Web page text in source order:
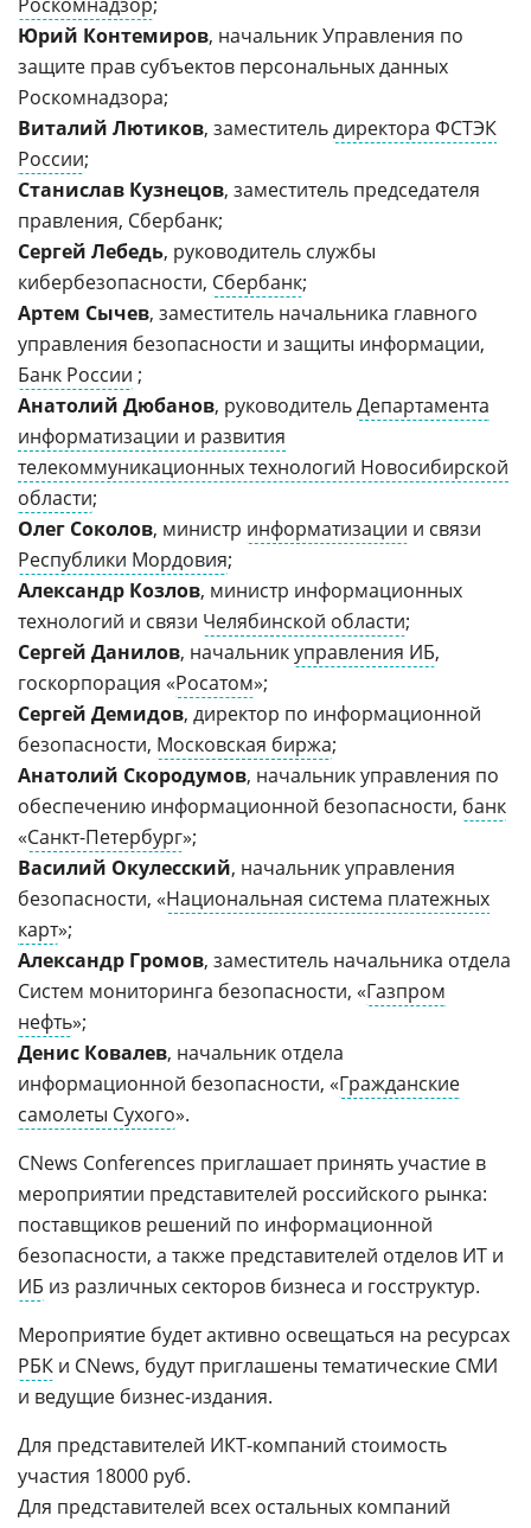
Юрий Контемиров, начальник Управления по
защите прав субъектов персональных данных
Роскомнадзора;
Виталий Лютиков, заместительдиректора ФСТЭК
России;
Станислав Кузнецов, заместитель председателя
правления, Сбербанк;
Сергей Лебедь, руководитель службы
кибербезопасности, Сбербанк;
Артем Сычев, заместитель начальника главного
управления безопасности и защиты информации,
Банк России ;
Анатолий Дюбанов, руководительДепартамента
информатизации и развития
телекоммуникационных технологий Новосибирской
области;
Олег Соколов, министр информатизации и связи
Республики Мордовия;
Александр Козлов, министр информационных
технологий и связи Челябинской области;
Сергей Данилов, начальникуправления ИБ,
госкорпорация «Росатом»;
Сергей Демидов, директор по информационной
безопасности, Московская биржа;
Анатолий Скородумов, начальник управления по
обеспечению информационной безопасности, банк
«Санкт-Петербург»;
Василий Окулесский, начальник управления
безопасности, «Национальная система платежных
карт»;
Александр Громов, заместитель начальника отдела
Систем мониторинга безопасности, «Газпром
нефть»;
Денис Ковалев, начальник отдела
информационной безопасности, «Гражданские
самолеты Сухого».
CNews Conferences приглашает принять участие в
мероприятии представителей российского рынка:
поставщиков решений по информационной
безопасности, а также представителей отделов ИТ и
ИБ из различных секторов бизнеса и госструктур.
Мероприятие будет активно освещаться на ресурсах
РБК и CNews, будут приглашены тематические СМИ
и ведущие бизнес-издания.
Для представителей ИКТ-компаний стоимость
участия 18000 руб.
Для представителей всех остальных компаний